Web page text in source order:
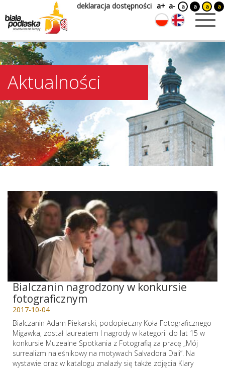
deklaracja dostępności a+ a- a a a a
Aktualności
Bialczanin nagrodzony w konkursie
fotograficznym
2017-10-04
Bialczanin Adam Piekarski, podopieczny Koła Fotograficznego
Migawka, został laureatem I nagrody w kategorii do lat 15 w
konkursie Muzealne Spotkania z Fotografią za pracę „Mój
surrealizm naleśnikowy na motywach Salvadora Dali”. Na
wystawie oraz w katalogu znalazły się także zdjęcia Klary